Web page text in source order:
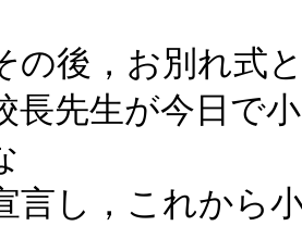
の後，お別れ式
長先生が今日で
言し，これから